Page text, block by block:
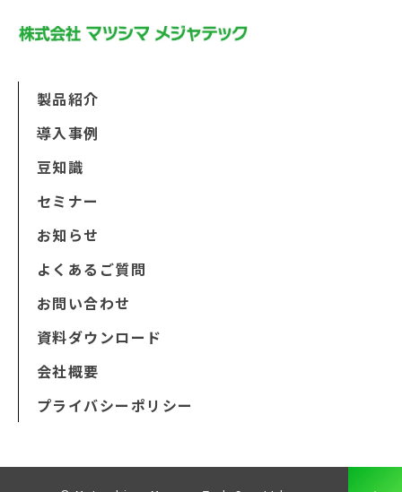
製品紹介
導入事例
豆知識
セミナー
お知らせ
よくあるご質問
お問い合わせ
資料ダウンロード
会社概要
プライバシーポリシー